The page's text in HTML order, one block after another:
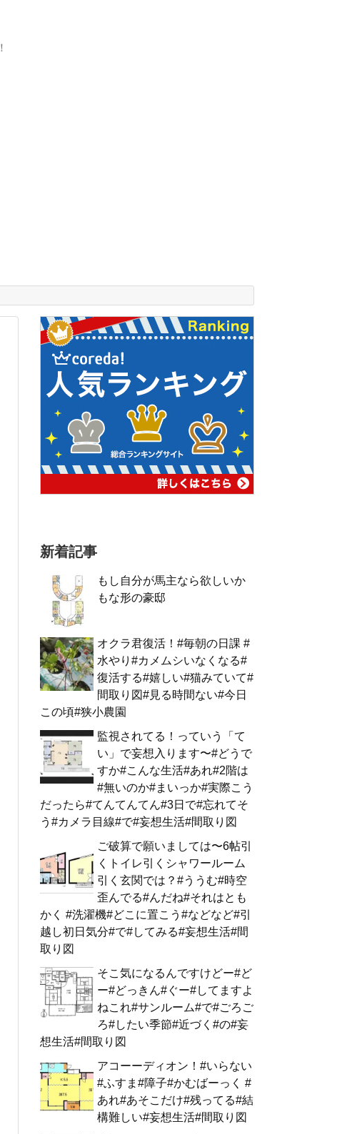
新着記事
もし自分が馬主なら欲しいか
もな形の豪邸
オクラ君復活！#毎朝の日課 #
水やり#カメムシいなくなる#
復活する#嬉しい#猫みていて#
間取り図#見る時間ない#今日
この頃#狭小農園
監視されてる！っていう「て
い」で妄想入ります〜#どうで
すか#こんな生活#あれ#2階は
#無いのか#まいっか#実際こう
だったら#てんてんてん#3日で#忘れてそ
う#カメラ目線#で#妄想生活#間取り図
ご破算で願いましては〜6帖引
くトイレ引くシャワールーム
引く玄関では？#ううむ#時空
歪んでる#んだね#それはとも
かく #洗濯機#どこに置こう#などなど#引
越し初日気分#で#してみる#妄想生活#間
取り図
そこ気になるんですけどー#ど
ー#どっきん#ぐー#してますよ
ねこれ#サンルーム#で#ごろご
ろ#したい季節#近づく#の#妄
想生活#間取り図
アコーーディオン！#いらない
#ふすま#障子#かむばーっく #
あれ#あそこだけ#残ってる#結
構難しい#妄想生活#間取り図